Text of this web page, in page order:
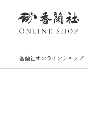
香蘭社オンラインショップ